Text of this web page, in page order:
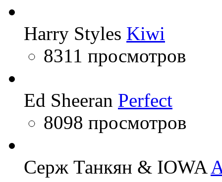
Harry Styles Kiwi
8311 просмотров
Ed Sheeran Perfect
8098 просмотров
Серж Танкян & IOWA